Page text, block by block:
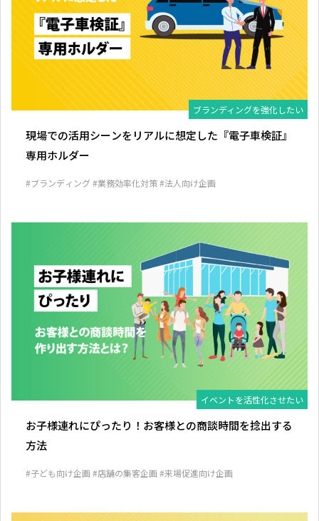
ブランディングを強化したい
現場での活用シーンをリアルに想定した『電子車検証』
専用ホルダー
#ブランディング #業務効率化対策#法人向け企画
イベントを活性化させたい
お子様連れにぴったり！お客様との商談時間を捻出する
方法
#子ども向け企画 #店舗の集客企画 #来場促進向け企画